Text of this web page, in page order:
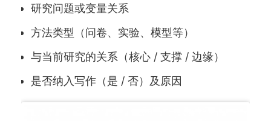
研究问题或变量关系
方法类型（问卷、实验、模型等）
与当前研究的关系（核心 / 支撑 / 边缘）
是否纳入写作（是 / 否）及原因